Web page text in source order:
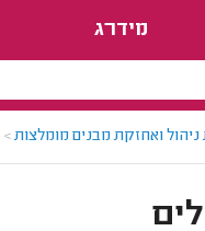
מידרג
ניהול ואחזקת מבנים מומלצות>